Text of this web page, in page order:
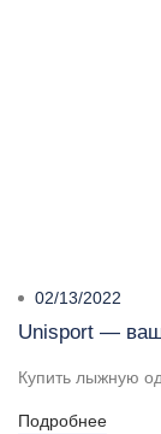
02/13/2022
Unisport — ваш
Купить лыжную
Подробнее